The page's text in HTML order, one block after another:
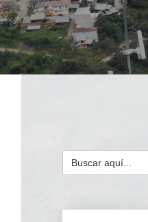
Buscar: